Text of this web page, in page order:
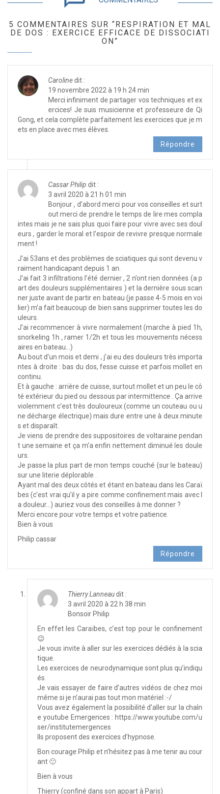
5 COMMENTAIRES SUR “RESPIRATION ET MAL
DE DOS : EXERCICE EFFICACE DE DISSOCIATI
ON”
Carolinedit :
19 novembre 2022 à 19 h 24 min
Merci infiniment de partager vos techniques et ex
ercices! Je suis musicienne et professeure de Qi
Gong, et cela complète parfaitement les exercices que je m
ets en place avec mes élèves.
Répondre
Cassar Philip dit :
3 avril 2020 à 21 h 01 min
Bonjour , d’abord merci pour vos conseilles et surt
out merci de prendre le temps de lire mes compla
intes mais je ne sais plus quoi faire pour vivre avec ses doul
eurs , garder le moral et l’espoir de revivre presque normale
ment !
J’ai 53ans et des problèmes de sciatiques qui sont devenu v
raiment handicapant depuis 1 an.
J’ai fait 3 infiltrations l’été dernier , 2 n’ont rien données (a p
art des douleurs supplémentaires ) et la dernière sous scan
ner juste avant de partir en bateau (je passe 4-5 mois en voi
lier) m’a fait beaucoup de bien sans supprimer toutes les do
uleurs.
J’ai recommencer à vivre normalement (marche à pied 1h,
snorkeling 1h , ramer 1/2h et tous les mouvements nécess
aires en bateau…)
Au bout d’un mois et demi , j’ai eu des douleurs très importa
ntes à droite : bas du dos, fesse cuisse et parfois mollet en
continu.
Et à gauche : arrière de cuisse, surtout mollet et un peu le cô
té extérieur du pied ou dessous par intermittence . Ça arrive
violemment c’est très douloureux (comme un couteau ou u
ne décharge électrique) mais dure entre une à deux minute
s et disparaît.
Je viens de prendre des suppositoires de voltaraine pendan
t une semaine et ça m’a enfin nettement diminué les doule
urs.
Je passe la plus part de mon temps couché (sur le bateau)
sur une literie déplorable .
Ayant mal des deux côtés et étant en bateau dans les Caraï
bes (c’est vrai qu’il y a pire comme confinement mais avec l
a douleur…) auriez vous des conseilles à me donner ?
Merci encore pour votre temps et votre patience.
Bien à vous
Philip cassar
Répondre
Thierry Lanneaudit :
3 avril 2020 à 22 h 38 min
Bonsoir Philip
En effet les Caraïbes, c’est top pour le confinement
😉
Je vous invite à aller sur les exercices dédiés à la scia
tique.
Les exercices de neurodynamique sont plus qu’indiqu
és.
Je vais essayer de faire d’autres vidéos de chez moi
même si je n’aurai pas tout mon matériel :-/
Vous avez également la possibilité d’aller sur la chaîn
e youtube Emergences : https://www.youtube.com/u
ser/institutemergences
Ils proposent des exercices d’hypnose.
Bon courage Philip et n’hésitez pas à me tenir au cour
ant 🙂
Bien à vous
Thierry (confiné dans son appart à Paris)